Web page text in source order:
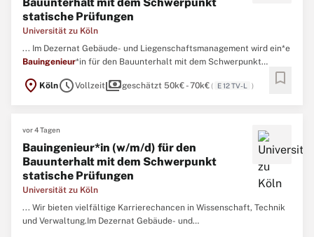
statische Prüfungen
Universität zu Köln
... Im Dezernat Gebäude- und Liegenschaftsmanagement wird ein*e
Bauingenieur*in für den Bauunterhalt mit dem Schwerpunkt
Technisches Gebäudemanagement gesucht. ...
location_on KölnscheduleVollzeitpaymentsgeschätzt 50k€ - 70k€( E 12 TV-L ) bookmark
vor 4 Tagen
Bauingenieur*in (w/m/d) für den
Bauunterhalt mit dem Schwerpunkt
statische Prüfungen
Universität zu Köln
... Wir bieten vielfältige Karrierechancen in Wissenschaft, Technik
und Verwaltung.Im Dezernat Gebäude- und